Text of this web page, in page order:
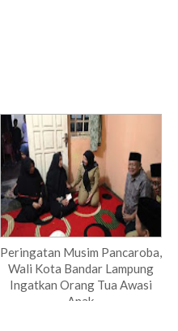
Peringatan Musim Pancaroba,
Wali Kota Bandar Lampung
Ingatkan Orang Tua Awasi
Anak